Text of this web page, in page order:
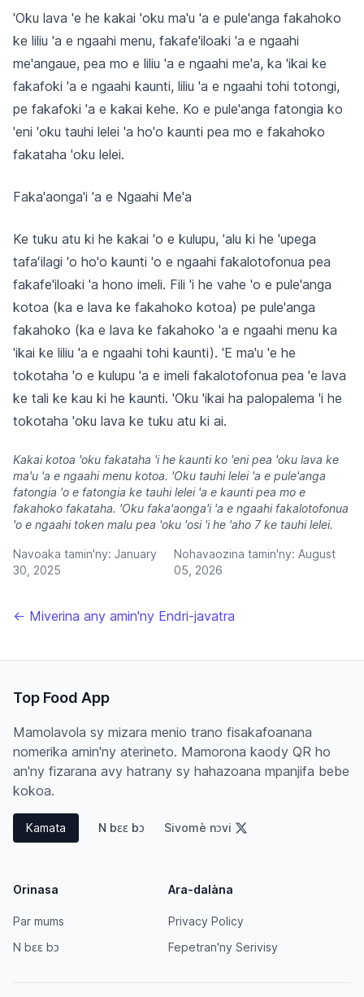
'Oku lava 'e he kakai 'oku ma'u 'a e pule'anga fakahoko
ke liliu 'a e ngaahi menu, fakafe'iloaki 'a e ngaahi
me'angaue, pea mo e liliu 'a e ngaahi me'a, ka 'ikai ke
fakafoki 'a e ngaahi kaunti, liliu 'a e ngaahi tohi totongi,
pe fakafoki 'a e kakai kehe. Ko e pule'anga fatongia ko
'eni 'oku tauhi lelei 'a ho'o kaunti pea mo e fakahoko
fakataha 'oku lelei.
Faka'aonga'i 'a e Ngaahi Me'a
Ke tuku atu ki he kakai 'o e kulupu, 'alu ki he 'upega
tafaʻilagi 'o ho'o kaunti 'o e ngaahi fakalotofonua pea
fakafe'iloaki 'a hono imeli. Fili 'i he vahe 'o e pule'anga
kotoa (ka e lava ke fakahoko kotoa) pe pule'anga
fakahoko (ka e lava ke fakahoko 'a e ngaahi menu ka
'ikai ke liliu 'a e ngaahi tohi kaunti). 'E ma'u 'e he
tokotaha 'o e kulupu 'a e imeli fakalotofonua pea 'e lava
ke tali ke kau ki he kaunti. 'Oku 'ikai ha palopalema 'i he
tokotaha 'oku lava ke tuku atu ki ai.
Kakai kotoa 'oku fakataha 'i he kaunti ko 'eni pea 'oku lava ke
ma'u 'a e ngaahi menu kotoa. 'Oku tauhi lelei 'a e pule'anga
fatongia 'o e fatongia ke tauhi lelei 'a e kaunti pea mo e
fakahoko fakataha. 'Oku faka'aonga'i 'a e ngaahi fakalotofonua
'o e ngaahi token malu pea 'oku 'osi 'i he 'aho 7 ke tauhi lelei.
Navoaka tamin'ny: January
30, 2025
Nohavaozina tamin'ny:August
05, 2026
← Miverina any amin'ny Endri-javatra
Top Food App
Mamolavola sy mizara menio trano fisakafoanana
nomerika amin'ny aterineto. Mamorona kaody QR ho
an'ny fizarana avy hatrany sy hahazoana mpanjifa bebe
kokoa.
Kamata N bɛɛ bɔ Sivomè nɔvi
Orinasa
Par mums
N bɛɛ bɔ
Ara-dalàna
Privacy Policy
Fepetran'ny Serivisy